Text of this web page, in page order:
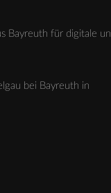
Bayreuth für digitale
bei Bayreuth in